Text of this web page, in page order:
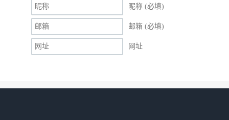
昵称 (必填)
邮箱 (必填)
网址